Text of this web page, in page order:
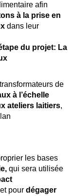
afin
à la prise en
dans leur
du projet: La
de
à l’échelle
ateliers laitiers,
les bases
qui sera utilisée
pour dégager